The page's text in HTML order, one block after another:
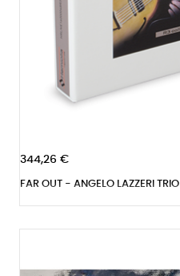
344,26 €
FAR OUT - ANGELO LAZZERI TRIO